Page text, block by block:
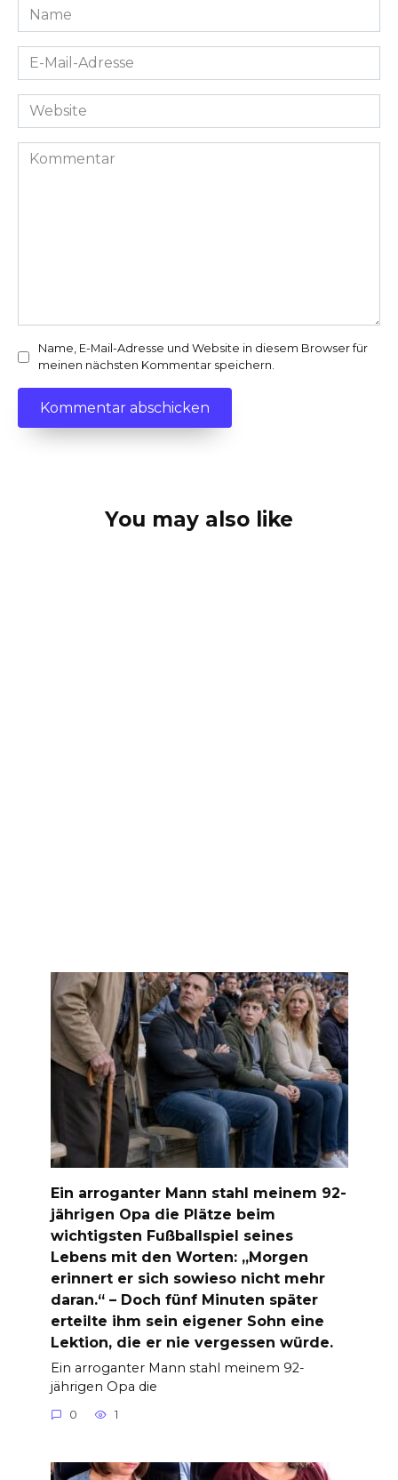
Name
*
E-
Mail-
Adresse
Website
Kommentar
Name, E-Mail-Adresse und Website in diesem Browser für
meinen nächsten Kommentar speichern.
You may also like
Ein arroganter Mann stahl meinem 92-
jährigen Opa die Plätze beim
wichtigsten Fußballspiel seines
Lebens mit den Worten: „Morgen
erinnert er sich sowieso nicht mehr
daran.“ – Doch fünf Minuten später
erteilte ihm sein eigener Sohn eine
Lektion, die er nie vergessen würde.
Ein arroganter Mann stahl meinem 92-
jährigen Opa die
0 1